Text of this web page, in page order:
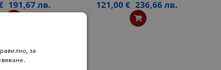
191,67 лв. 121,00 € 236,66 лв.
за